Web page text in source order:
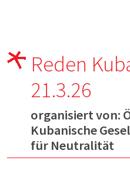
Reden
21.3.26
organisiert von:
Kubanische
für Neutralität